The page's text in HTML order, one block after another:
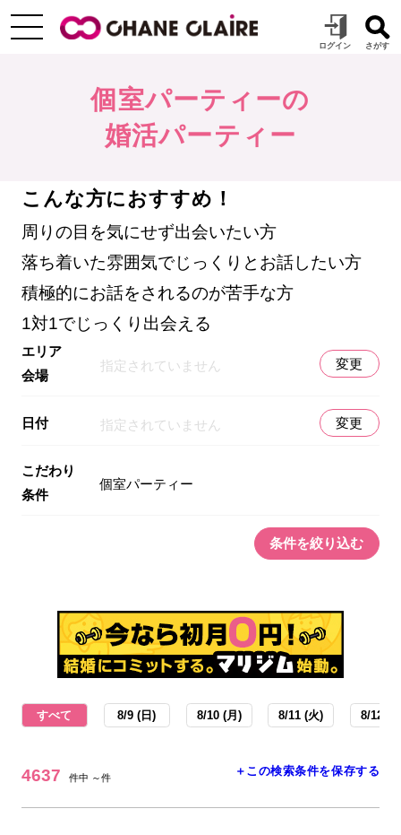
個室パーティーの
婚活パーティー
こんな方におすすめ！
周りの目を気にせず出会いたい方
落ち着いた雰囲気でじっくりとお話したい方
積極的にお話をされるのが苦手な方
1対1でじっくり出会える
エリア
会場
指定されていません 変更
日付 指定されていません 変更
こだわり
条件
個室パーティー
条件を絞り込む
すべて 8/9 (日) 8/10 (月) 8/11 (火) 8/12 (
4637 件中 ～件 ＋この検索条件を保存する